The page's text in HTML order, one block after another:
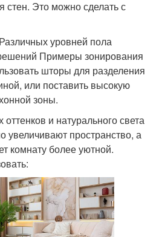
стен. Это можно сделать с
уровней пола
Примеры зонирования
шторы для разделения
или поставить высокую
зоны.
и натурального света
увеличивают пространство, а
комнату более уютной.